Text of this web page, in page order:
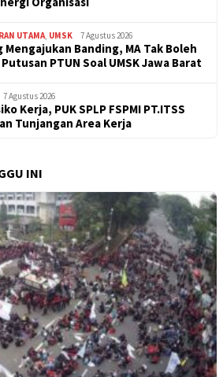
UTAMA UMSK 7 Agustus 2026
Mengajukan Banding, MA Tak Boleh
PTUN Soal UMSK Jawa Barat
7 Agustus 2026
Kerja, PUK SPLP FSPMI PT.ITSS
Tunjangan Area Kerja
INI